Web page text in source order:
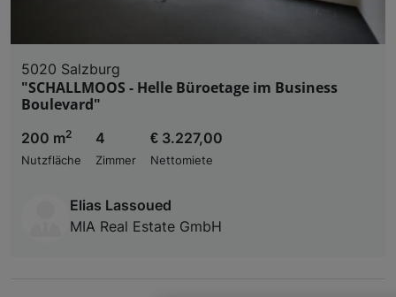
5020 Salzburg
"SCHALLMOOS - Helle Büroetage im Business
Boulevard"
200 m2
Nutzfläche
4
Zimmer
€ 3.227,00
Nettomiete
Elias Lassoued
MIA Real Estate GmbH